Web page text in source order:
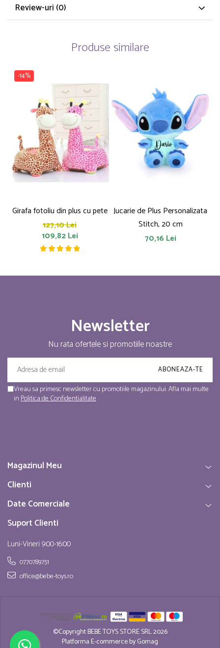
Review-uri (0)
Produse similare
-14%
Girafa fotoliu din plus cu pete
127,10 Lei
109,82 Lei
Jucarie de Plus Personalizata
Stitch, 20 cm
70,16 Lei
Newsletter
Nu rata ofertele si promotiile noastre
Vreau sa primesc newsletter cu promotiile magazinului. Afla mai multe
inPolitica de Confidentialitate
Magazinul Meu
Clienti
Date Comerciale
Suport Clienti
Luni-Vineri 9:00-16:00
0770789751
office@bebe-toys.ro
©Copyright BEBE TOYS STORE SRL 2026
Platforma E-commerce by Gomag